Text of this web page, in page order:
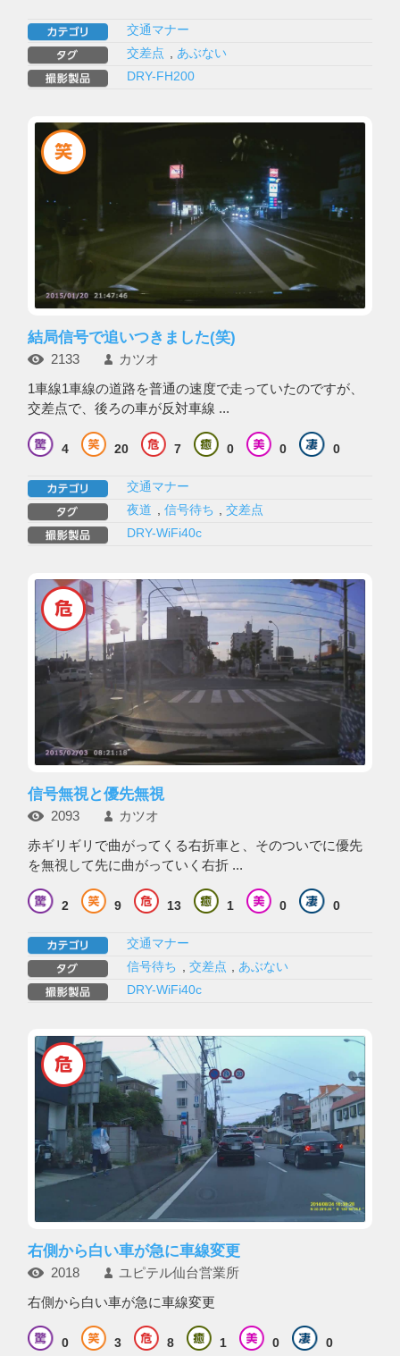
交通マナー
交差点 , あぶない
DRY-FH200
結局信号で追いつきました(笑)
2133 カツオ
1車線1車線の道路を普通の速度で走っていたのですが、
交差点で、後ろの車が反対車線 ...
4 20 7 0 0 0
交通マナー
夜道 , 信号待ち ,交差点
DRY-WiFi40c
信号無視と優先無視
2093 カツオ
赤ギリギリで曲がってくる右折車と、そのついでに優先
を無視して先に曲がっていく右折 ...
2 9 13 1 0 0
交通マナー
信号待ち
交差点
あぶない
DRY-WiFi40c
右側から白い車が急に車線変更
2018 ユピテル仙台営業所
右側から白い車が急に車線変更
0 3 8 1 0 0